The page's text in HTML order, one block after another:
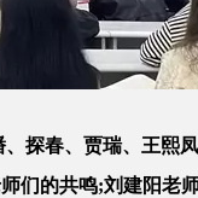
探春、贾瑞、王熙
们的共鸣;刘建阳老